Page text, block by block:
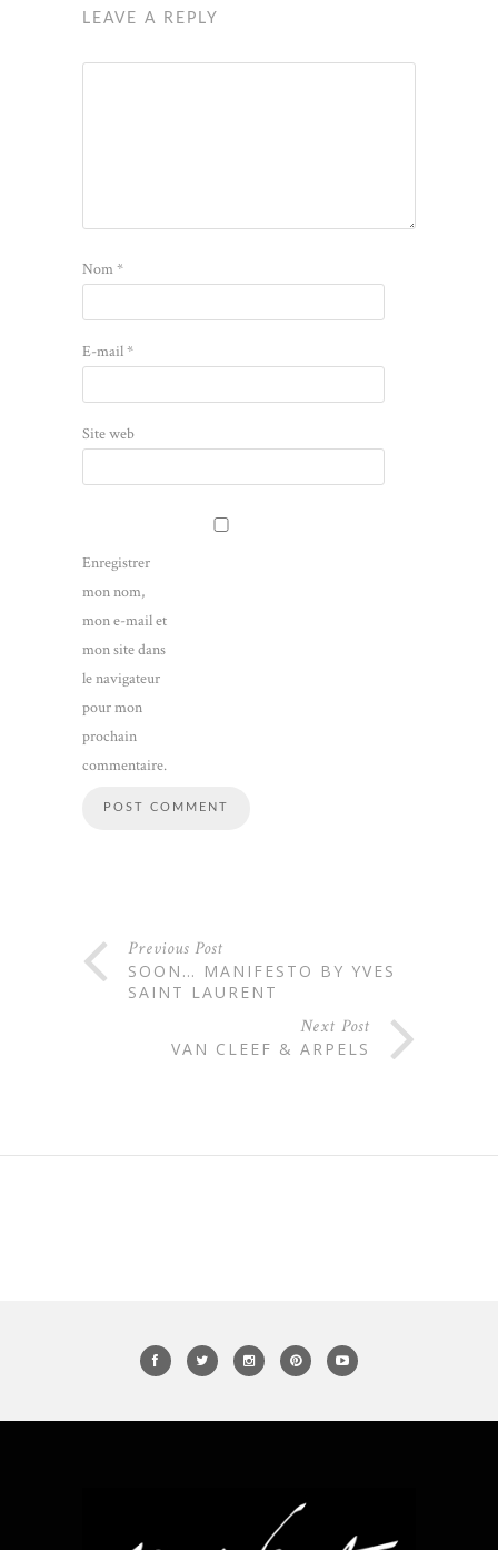
LEAVE A REPLY
Nom*
E-mail*
Site web
Enregistrer
mon nom,
mon e-mail et
mon site dans
le navigateur
pour mon
prochain
commentaire.
Previous Post
SOON… MANIFESTO BY YVES
SAINT LAURENT
Next Post
VAN CLEEF & ARPELS